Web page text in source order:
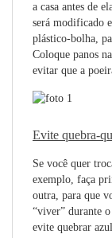
a casa antes de
será modificado
plástico-bolha,
Coloque panos
evitar que a
Evite quebra-
Se você quer
exemplo, faça
outra, para que
“viver” durante
evite quebrar